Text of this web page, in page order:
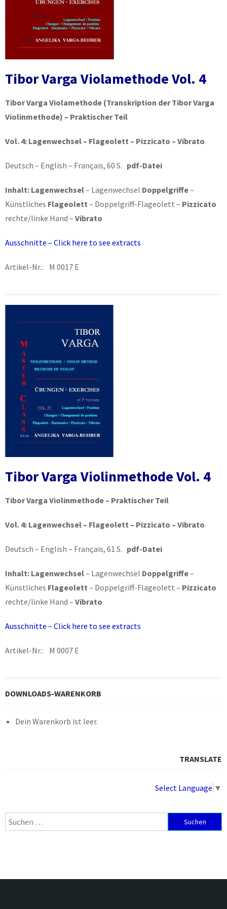
Tibor Varga Violamethode Vol. 4
Tibor Varga Violamethode (Transkription der Tibor Varga
Violinmethode) – Praktischer Teil
Vol. 4: Lagenwechsel – Flageolett – Pizzicato – Vibrato
Deutsch – English – Français, 60 S. pdf-Datei
Inhalt: Lagenwechsel– Lagenwechsel Doppelgriffe–
Künstliches Flageolett – Doppelgriff-Flageolett – Pizzicato
rechte/linke Hand – Vibrato
Ausschnitte – Click here to see extracts
Artikel-Nr.: M 0017 E
Tibor Varga Violinmethode Vol. 4
Tibor Varga Violinmethode – Praktischer Teil
Vol. 4: Lagenwechsel – Flageolett – Pizzicato – Vibrato
Deutsch – English – Français, 61 S. pdf-Datei
Inhalt: Lagenwechsel– Lagenwechsel Doppelgriffe–
Künstliches Flageolett – Doppelgriff-Flageolett – Pizzicato
rechte/linke Hand – Vibrato
Ausschnitte – Click here to see extracts
Artikel-Nr.: M 0007 E
DOWNLOADS-WARENKORB
Dein Warenkorb ist leer.
TRANSLATE
Select Language ▼
Suchen
nach: